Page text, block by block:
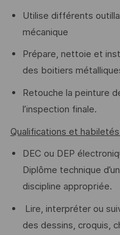
Utilise différents
mécanique
Prépare, nettoie et
des boitiers
Retouche la peinture
l’inspection finale.
Qualifications et
DEC ou DEP
Diplôme technique
discipline appropriée.
Lire, interpréter ou
des dessins, croquis,